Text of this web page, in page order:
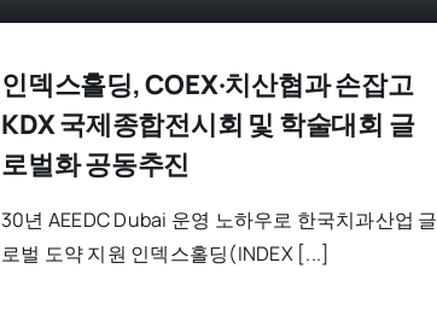
인덱스홀딩, COEX·치산협과 손잡고
KDX 국제종합전시회 및 학술대회 글
로벌화 공동추진
30년 AEEDC Dubai 운영 노하우로 한국치과산업 글
로벌 도약 지원 인덱스홀딩(INDEX [...]